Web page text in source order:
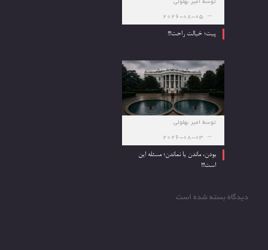
توسط امیر بهلولی
2026-08-05
پیت؛ خیالت راحت!!!
توسط امیر بهلولی
2026-08-03
بودن، ماندن یا نماندن؛ مسئله این
است!!!
دیدگاه بسته شده است